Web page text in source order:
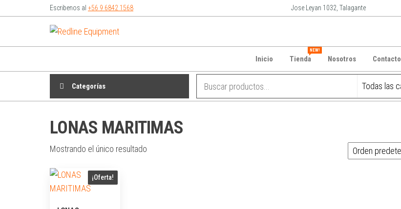
Escribenos al +56 9 6842 1568 Jose Leyan 1032, Talagante
Equipment
Inicio Tienda
NEW!
Nosotros Contacto
Categorías
LONAS MARITIMAS
Mostrando el único resultado
¡Oferta!